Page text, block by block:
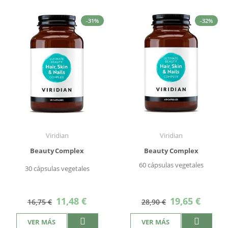
-31%
Viridian
Beauty Complex
30 cápsulas vegetales
16,75 € Precio
especial
11,48 €
VER MÁS
-32%
Viridian
Beauty Complex
60 cápsulas vegetales
28,90 € Precio
especial
19,65 €
VER MÁS